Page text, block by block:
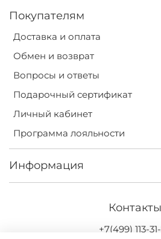
Покупателям
Доставка и оплата
Обмен и возврат
Вопросы и ответы
Подарочный сертификат
Личный кабинет
Программа лояльности
Информация
Контакты
+7(499) 113-